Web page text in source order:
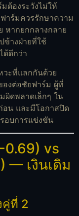
ต้องระวังไม่ให้
าร์มควรรักษาความ
หากยกกลางกลาย
ข้างฝ่ายที่ใช้
ด้ดีกว่า
วะที่แลกกันด้วย
องต่อชัยฟาร์ม ผู้ที่
ผิดพลาดเล็กๆ ใน
อน และมีโอกาสปิด
อบการแข่งขัน
vs
เงินเดิม
คู่ที่ 2